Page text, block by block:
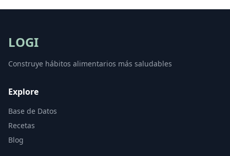
LOGI
Construye hábitos alimentarios más saludables
Explore
Base de Datos
Recetas
Blog